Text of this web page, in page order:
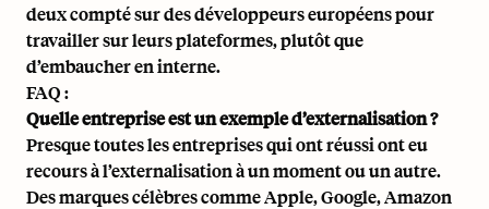
deux compté sur des développeurs européens pour
travailler sur leurs plateformes, plutôt que
d’embaucher en interne.
FAQ :
Quelle entreprise est un exemple d’externalisation ?
Presque toutes les entreprises qui ont réussi ont eu
recours à l’externalisation à un moment ou un autre.
Des marques célèbres comme Apple, Google, Amazon